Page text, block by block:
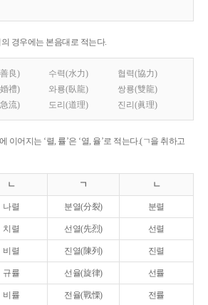
경우에는 본음대로 적는다.
良) 수력(水力)
협력(協力)
禮) 와룡(臥龍)
쌍룡(雙龍)
流) 도리(道理) 진리(眞理)
이어지는 ‘렬, 률’은 ‘열, 율’로 적는다.(ㄱ을 취하고
ㄴ ㄱ ㄴ
나렬 분열(分裂) 분렬
치렬 선열(先烈) 선렬
비렬 진열(陳列) 진렬
규률 선율(旋律) 선률
비률 전율(戰慄) 전률